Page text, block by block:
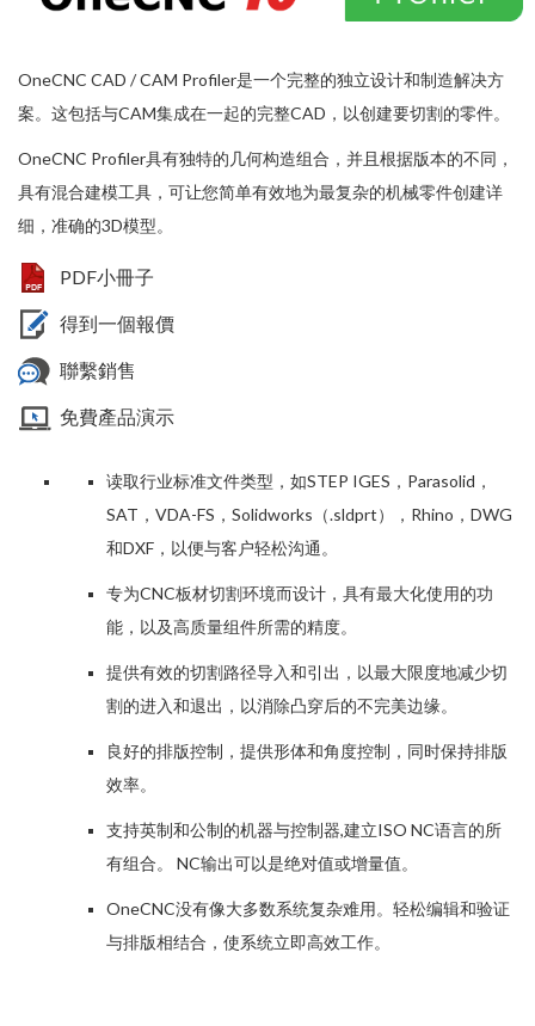
OneCNC CAD / CAM Profiler是一个完整的独立设计和制造解决方
案。这包括与CAM集成在一起的完整CAD，以创建要切割的零件。
OneCNC Profiler具有独特的几何构造组合，并且根据版本的不同，
具有混合建模工具，可让您简单有效地为最复杂的机械零件创建详
细，准确的3D模型。
PDF小冊子
得到一個報價
聯繫銷售
免費產品演示
读取行业标准文件类型，如STEP IGES，Parasolid，
SAT，VDA-FS，Solidworks（.sldprt），Rhino，DWG
和DXF，以便与客户轻松沟通。
专为CNC板材切割环境而设计，具有最大化使用的功
能，以及高质量组件所需的精度。
提供有效的切割路径导入和引出，以最大限度地减少切
割的进入和退出，以消除凸穿后的不完美边缘。
良好的排版控制，提供形体和角度控制，同时保持排版
效率。
支持英制和公制的机器与控制器,建立ISO NC语言的所
有组合。 NC输出可以是绝对值或增量值。
OneCNC没有像大多数系统复杂难用。轻松编辑和验证
与排版相结合，使系统立即高效工作。